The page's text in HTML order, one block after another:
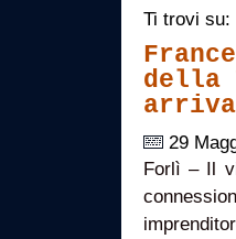
Ti trovi su:
della
arriva
29
Forlì – Il